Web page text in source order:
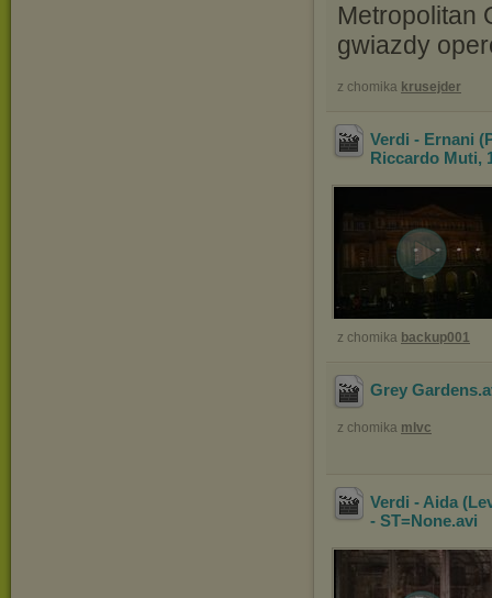
Metropolitan
gwiazdy
z chomika krusejder
Verdi - Ernani
Riccardo Muti,
z chomika backup001
Grey Gardens
z chomika mlvc
Verdi - Aida
- ST=None.avi